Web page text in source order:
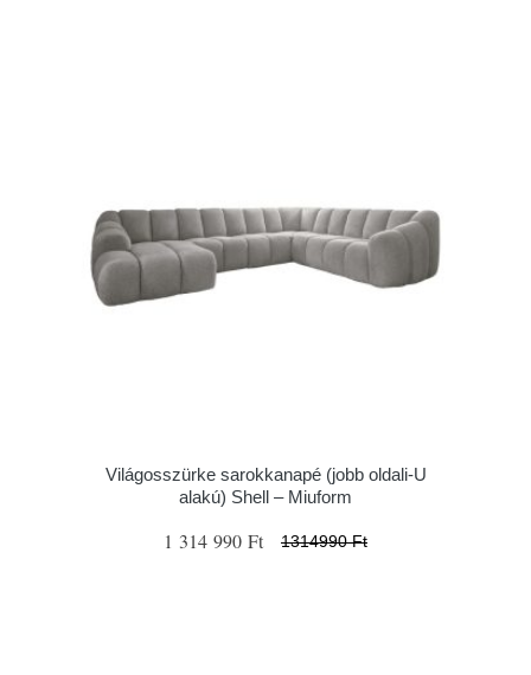
Világosszürke sarokkanapé (jobb oldali-U
alakú) Shell – Miuform
1 314 990 Ft 1314990 Ft